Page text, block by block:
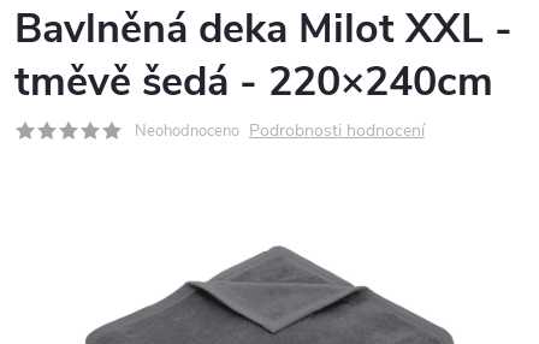
Bavlněná deka Milot XXL -
tměvě šedá - 220×240cm
Neohodnoceno Podrobnosti hodnocení